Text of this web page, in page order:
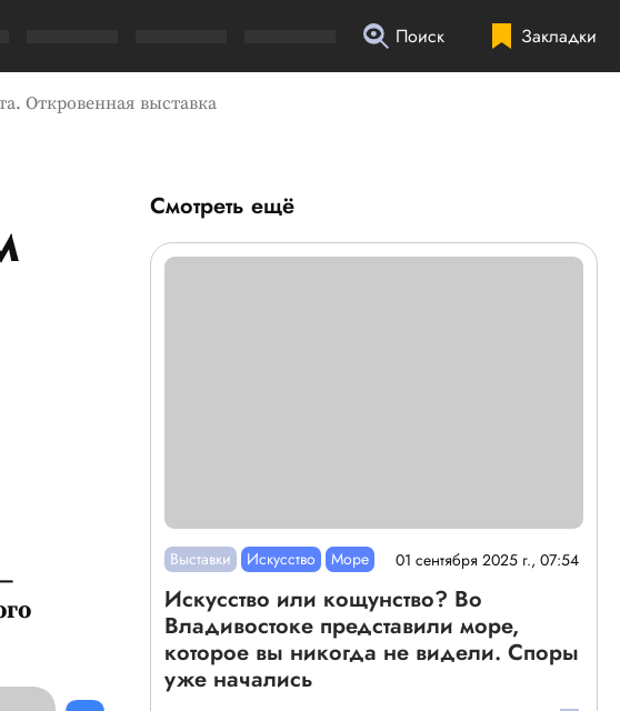
Закладки
Поиск
Откровенная выставка
Смотреть ещё
Выставки Искусство Море 01 сентября 2025 г., 07:54
Искусство или кощунство? Во
Владивостоке представили море,
которое вы никогда не видели. Споры
уже начались